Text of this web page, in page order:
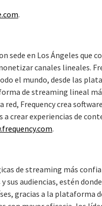
.
sede en Los Ángeles que
canales lineales.
el mundo, desde las
de streaming lineal
red, Frequency crea
crear experiencias de
.
de streaming más
audiencias, estén
gracias a la plataforma